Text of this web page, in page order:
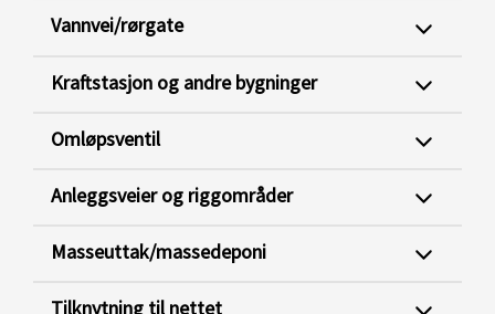
Vannvei/rørgate
Kraftstasjon og andre bygninger
Omløpsventil
Anleggsveier og riggområder
Masseuttak/massedeponi
Tilknytning til nettet